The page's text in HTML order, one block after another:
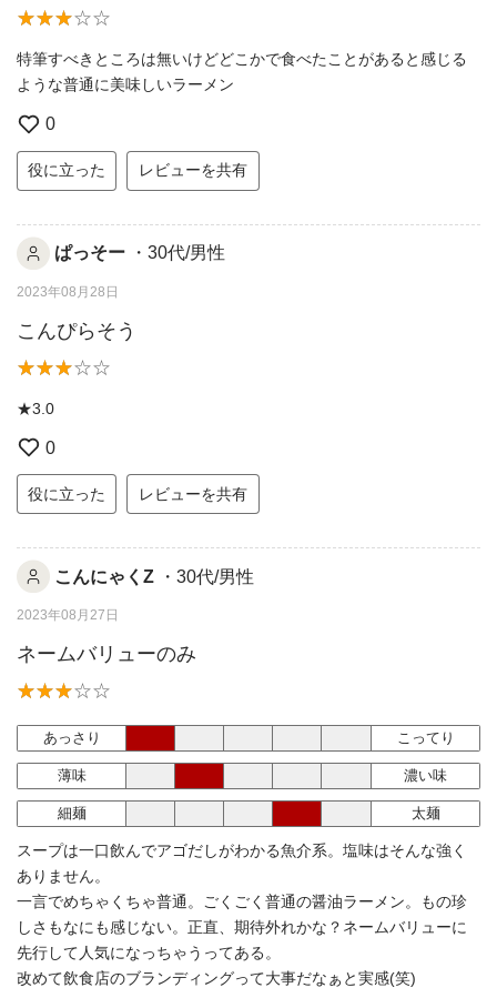
特筆すべきところは無いけどどこかで食べたことがあると感じる
ような普通に美味しいラーメン
0
役に立った レビューを共有
ぱっそー ・30代/男性
2023年08月28日
こんぴらそう
★3.0
0
役に立った レビューを共有
こんにゃくZ ・30代/男性
2023年08月27日
ネームバリューのみ
あっさり こってり
薄味 濃い味
細麺 太麺
スープは一口飲んでアゴだしがわかる魚介系。塩味はそんな強く
ありません。
一言でめちゃくちゃ普通。ごくごく普通の醤油ラーメン。もの珍
しさもなにも感じない。正直、期待外れかな？ネームバリューに
先行して人気になっちゃうってある。
改めて飲食店のブランディングって大事だなぁと実感(笑)